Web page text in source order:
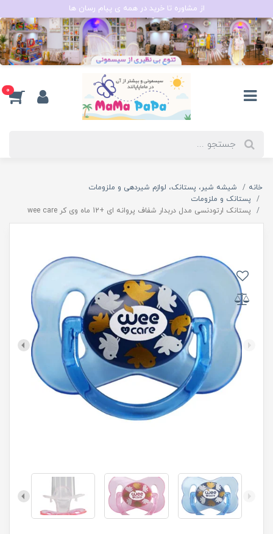
از مشاوره تا خرید در همه ی پیام رسان ها
0
خانه
شیشه شیر، پستانک، لوازم شیردهی و ملزومات
پستانک و ملزومات
پستانک ارتودنسی مدل دربدار شفاف پروانه ای +12 ماه وی کر wee care